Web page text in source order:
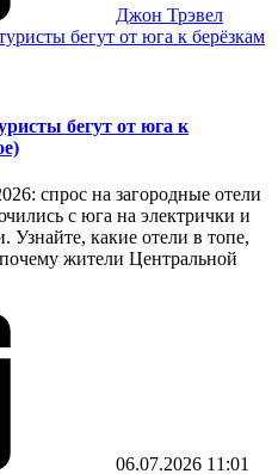
Джон Трэвел
бегут от юга к
спрос на загородные отели
с юга на электрички и
Узнайте, какие отели в топе,
жители Центральной
06.07.2026 11:01